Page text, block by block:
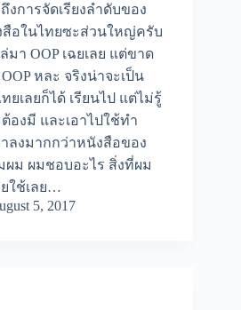
การจัดเรียงลำดับของ
สือในไทยซะส่วนใหญ่ครับ
มา OOP เฉยเลย แต่ขาด
หละ จริงน่าจะเป็น
เลยก็ได้ เรียนไป แต่ไม่รู้
องมี และเอาไปใช้ทำ
ลงมากกว่าหนังสือของ
ผม ผมชอบอะไร สิ่งที่ผม
ใช้เลย…
5, 2017